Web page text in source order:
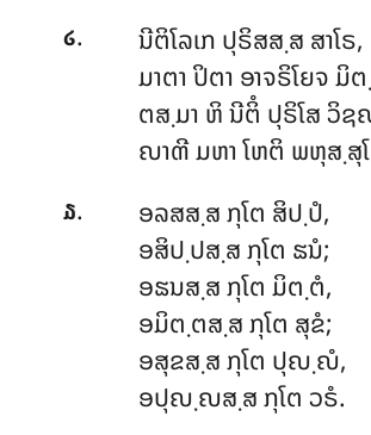
໒.
ນີຕິໂລເກ ປຸຣິສສ຺ສ ສາໂຣ,
ມາຕາ ປິຕາ ອາຈຣິໂຍຈ ມິ
ຕສ຺ມາ ຫິ ນີຕິໍ ປຸຣິໂສ ວິ
ຎາຓີ ມຫາ ໂຫຕິ ພຫຸສ຺ສຸ
໓.
ອລສສ຺ສ ກຸໂຕ ສິປ຺ປໍ,
ອສິປ຺ປສ຺ສ ກຸໂຕ ຘນໍ;
ອຘນສ຺ສ ກຸໂຕ ມິຕ຺ຕໍ,
ອມິຕ຺ຕສ຺ສ ກຸໂຕ ສຸຂໍ;
ອສຸຂສ຺ສກຸໂຕ ປຸຎ຺ຎໍ,
ອປຸຎ຺ຎສ຺ສ ກຸໂຕ ວຣໍ.